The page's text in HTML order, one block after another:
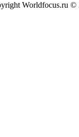
Worldfocus.ru ©